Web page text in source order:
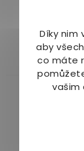
Díky nim
aby
co máte
vašim
289
Do